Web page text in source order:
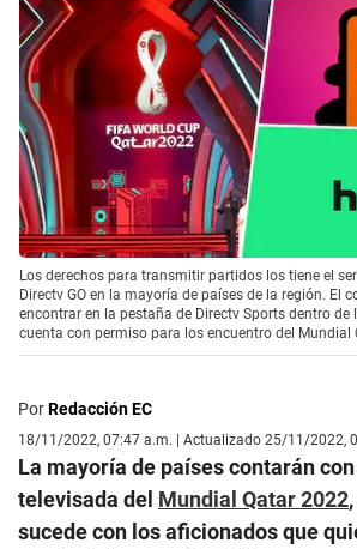
Los derechos para transmitir partidos los tiene el
Directv GO en la mayoría de países de la región. El
encontrar en la pestaña de Directv Sports dentro
cuenta con permiso para los encuentro del Mundial
PorRedacción EC
18/11/2022, 07:47 a.m. | Actualizado 25/11/2022,
La mayoría de países contarán
televisada del Mundial Qatar 2022
sucede con los aficionados que